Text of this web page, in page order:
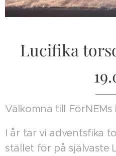
Lucifika
Välkomna till FörNEMs
I år tar vi adventsfika
stället för på självaste